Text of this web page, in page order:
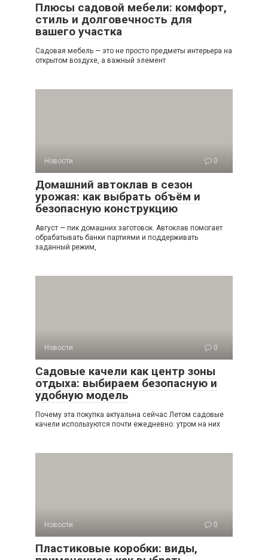
Плюсы садовой мебели: комфорт,
стиль и долговечность для
вашего участка
Садовая мебель — это не просто предметы интерьера на
открытом воздухе, а важный элемент
Новости 0
Домашний автоклав в сезон
урожая: как выбрать объём и
безопасную конструкцию
Август — пик домашних заготовок. Автоклав помогает
обрабатывать банки партиями и поддерживать
заданный режим,
Новости 0
Садовые качели как центр зоны
отдыха: выбираем безопасную и
удобную модель
Почему эта покупка актуальна сейчас Летом садовые
качели используются почти ежедневно: утром на них
Новости 0
Пластиковые коробки: виды,